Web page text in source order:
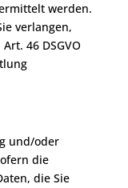
werden.
verlangen,
46 DSGVO
und/oder
die
die Sie